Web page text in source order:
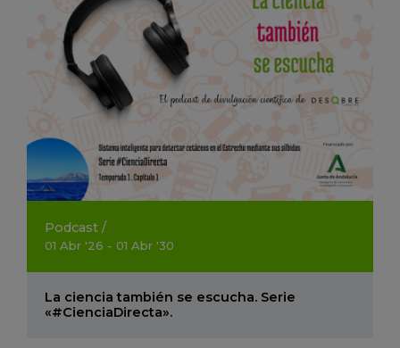
Podcast /
01 Abr '26 - 01 Abr '30
La ciencia también se escucha. Serie
«#CienciaDirecta».